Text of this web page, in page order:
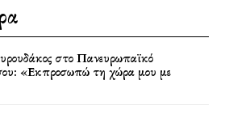
στο Πανευρωπαϊκό
«Εκπροσωπώ τη χώρα μου με